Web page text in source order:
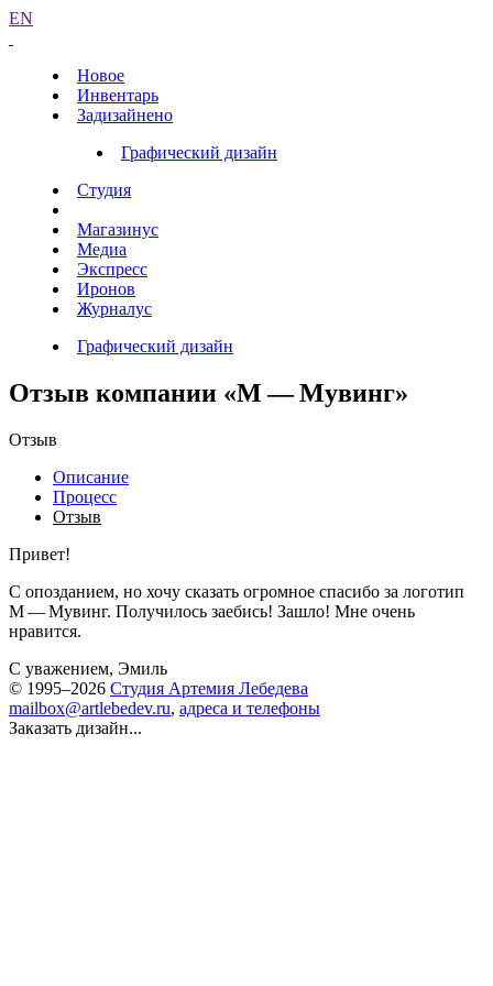
EN
Новое
Инвентарь
Задизайнено
Графический дизайн
Студия
Магазинус
Медиа
Экспресс
Иронов
Журналус
Графический дизайн
Отзыв компании «М — Мувинг»
Отзыв
Описание
Процесс
Отзыв
Привет!
С опозданием, но хочу сказать огромное спасибо за логотип
М — Мувинг. Получилось заебись! Зашло! Мне очень
нравится.
С уважением, Эмиль
© 1995–2026 Студия Артемия Лебедева
mailbox@artlebedev.ru, адреса и телефоны
Заказать дизайн...